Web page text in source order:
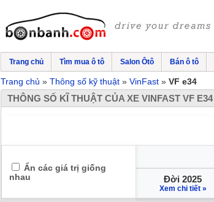
Trang chủ Tìm mua ô tô Salon Ôtô Bán ô tô
Trang chủ Thông số kỹ thuật VinFast VF e34
THÔNG SỐ KĨ THUẬT CỦA XE VINFAST VF E34
Ẩn các giá trị giống
nhau
Đời 2025
Xem chi tiết »